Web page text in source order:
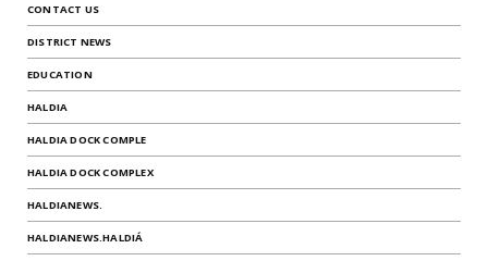
CONTACT US
DISTRICT NEWS
EDUCATION
HALDIA
HALDIA DOCK COMPLE
HALDIA DOCK COMPLEX
HALDIANEWS.
HALDIANEWS.HALDIÁ